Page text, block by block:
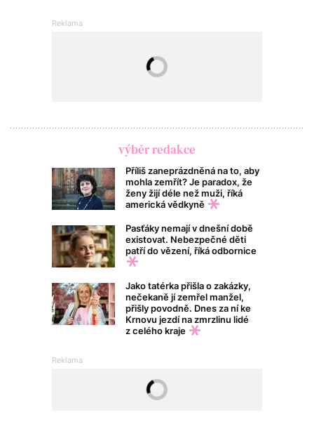
výběr redakce
Příliš zaneprázdněná na to, aby
mohla zemřít? Je paradox, že
ženy žijí déle než muži, říká
americká vědkyně
Pasťáky nemají v dnešní době
existovat. Nebezpečné děti
patří do vězení, říká odbornice
Jako tatérka přišla o zakázky,
nečekaně jí zemřel manžel,
přišly povodně. Dnes za ní ke
Krnovu jezdí na zmrzlinu lidé
z celého kraje